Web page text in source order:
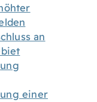
an
einer